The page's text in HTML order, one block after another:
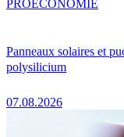
Panneaux solaires et
polysilicium
07.08.2026
PROÉCONOMIE